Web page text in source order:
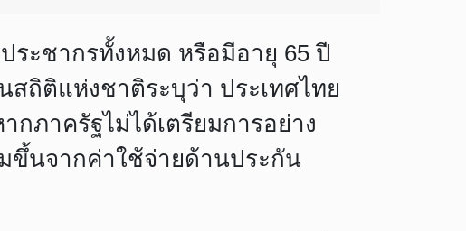
ระชากรทั้งหมด หรือมีอายุ 65 ปี
ถิติแห่งชาติระบุว่า ประเทศไทย
กภาครัฐไม่ได้เตรียมการอย่าง
มขึ้นจากค่าใช้จ่ายด้านประกัน